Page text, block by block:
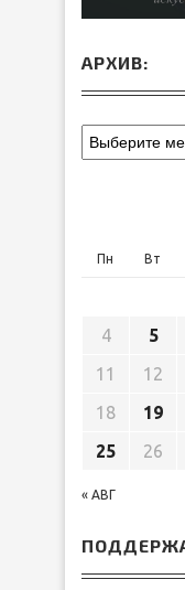
АРХИВ:
Пн Вт
« АВГ
4
5
11
12
18
19
25
26